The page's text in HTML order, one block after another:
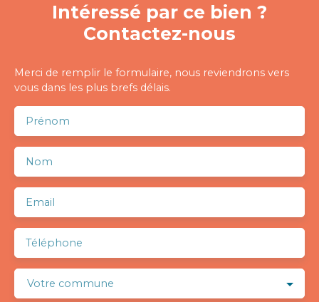
Intéressé par ce bien ?
Contactez-nous
Merci de remplir le formulaire, nous reviendrons vers
vous dans les plus brefs délais.
Prénom
Nom
Email
Téléphone
Votre commune